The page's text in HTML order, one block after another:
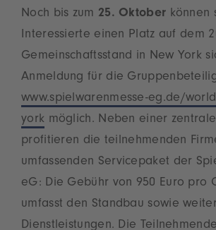
Noch bis zum 25. Oktober können
Interessierte einen Platz auf dem
Gemeinschaftsstand in New York
Anmeldung für die
www.spielwarenmesse-eg.de/
york möglich. Neben einer
profitieren die teilnehmenden
umfassenden Servicepaket der
eG: Die Gebühr von 950 Euro pro
umfasst den Standbau sowie
Dienstleistungen. Die